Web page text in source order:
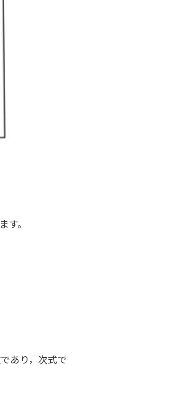
。
あり，次式で